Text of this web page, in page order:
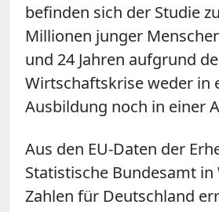
befinden sich der Studie
Millionen junger
und 24 Jahren aufgrund
Wirtschaftskrise weder in
Ausbildung noch in einer
Aus den EU-Daten der
Statistische Bundesamt in
Zahlen für Deutschland